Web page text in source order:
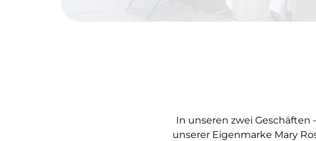
In unseren zwei Geschäften
unserer Eigenmarke Mary